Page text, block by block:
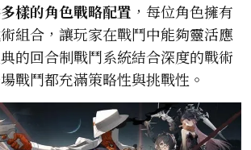
多樣的角色戰略配置 ，每位角色擁有
組合，讓玩家在戰鬥中能夠靈活應
的回合制戰鬥系統結合深度的戰術
戰鬥都充滿策略性與挑戰性。